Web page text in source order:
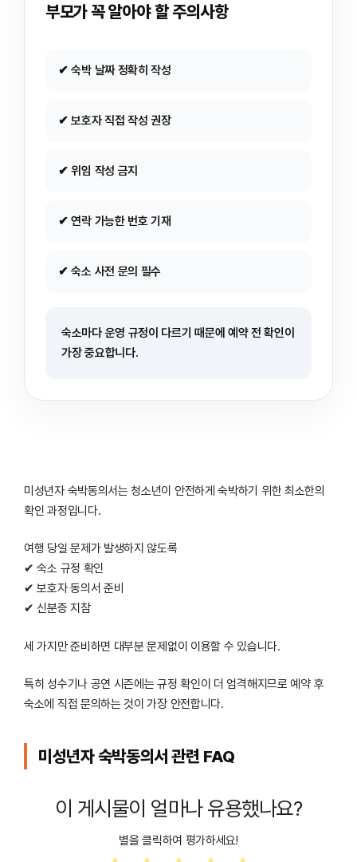
부모가 꼭 알아야 할 주의사항
✔ 숙박 날짜 정확히 작성
✔ 보호자 직접 작성 권장
✔ 위임 작성 금지
✔ 연락 가능한 번호 기재
✔ 숙소 사전 문의 필수
숙소마다 운영 규정이 다르기 때문에 예약 전 확인이
가장 중요합니다.
미성년자 숙박동의서는 청소년이 안전하게 숙박하기 위한 최소한의
확인 과정입니다.
여행 당일 문제가 발생하지 않도록
✔ 숙소 규정 확인
✔ 보호자 동의서 준비
✔ 신분증 지참
세 가지만 준비하면 대부분 문제없이 이용할 수 있습니다.
특히 성수기나 공연 시즌에는 규정 확인이 더 엄격해지므로 예약 후
숙소에 직접 문의하는 것이 가장 안전합니다.
미성년자 숙박동의서 관련 FAQ
이 게시물이 얼마나 유용했나요?
별을 클릭하여 평가하세요!